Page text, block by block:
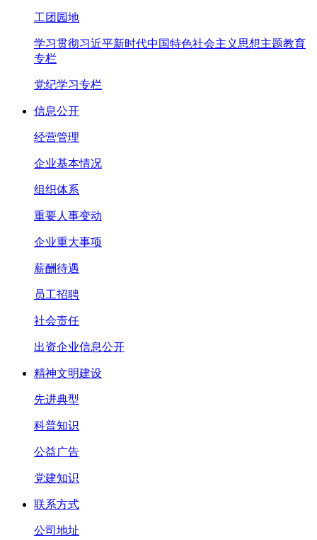
工团园地
学习贯彻习近平新时代中国特色社会主义思想主题教育
专栏
党纪学习专栏
信息公开
经营管理
企业基本情况
组织体系
重要人事变动
企业重大事项
薪酬待遇
员工招聘
社会责任
出资企业信息公开
精神文明建设
先进典型
科普知识
公益广告
党建知识
联系方式
公司地址